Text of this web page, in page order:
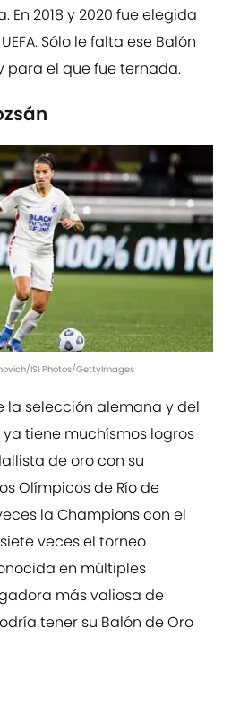
En 2018 y 2020 fue elegida
Sólo le falta ese Balón
para el que fue ternada.
ISI Photos/GettyImages
la selección alemana y del
ya tiene muchísmos logros
de oro con su
Olímpicos de Río de
la Champions con el
veces el torneo
en múltiples
más valiosa de
tener su Balón de Oro